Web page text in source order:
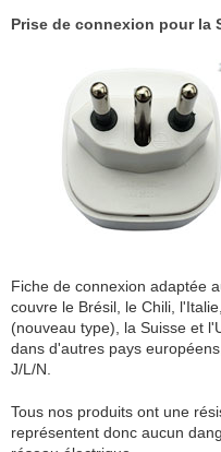
Prise de connexion pour la
Fiche de connexion adaptée
couvre le Brésil, le Chili,
(nouveau type), la Suisse et
dans d'autres pays
J/L/N.
Tous nos produits ont une
représentent donc aucun